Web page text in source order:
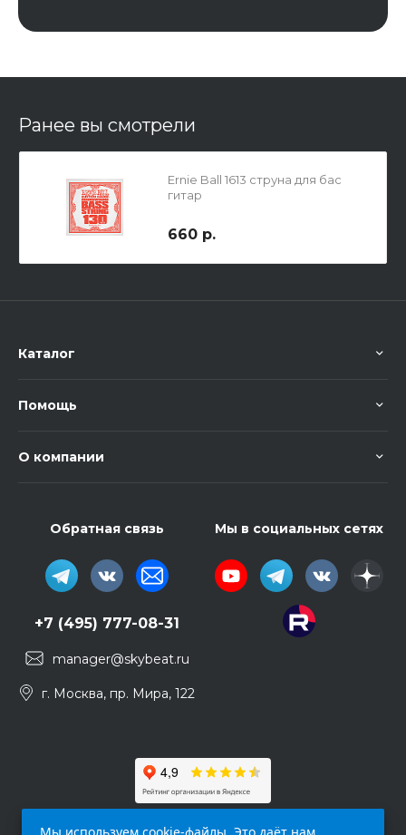
Ранее вы смотрели
Ernie Ball 1613 струна для бас
гитар
660 р.
Каталог
Помощь
О компании
Обратная связь
+7 (495) 777-08-31
manager@skybeat.ru
г. Москва, пр. Мира, 122
Мы в социальных сетях